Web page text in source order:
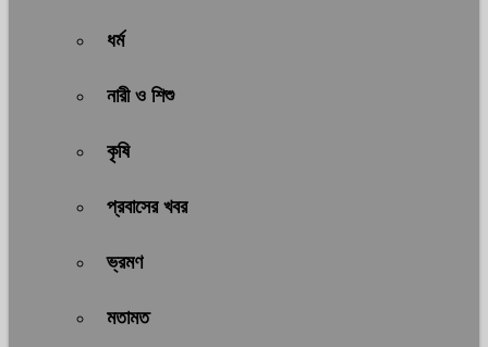
ধর্ম
নারী ও শিশু
কৃষি
প্রবাসের খবর
ভ্রমণ
মতামত